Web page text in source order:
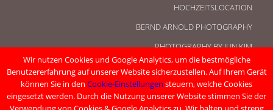
HOCHZEITSLOCATION
BERND ARNOLD PHOTOGRAPHY
PHOTOGRAPHY BY JUN KIM
KONTAKT
IMPRESSUM
DATENSCHUTZ
Wir nutzen Cookies und Google Analytics, um die bestmögliche
Benutzererfahrung auf unserer Website sicherzustellen. Auf Ihrem Gerät
können Sie in den Cookie-Einstellungen steuern, welche Cookies
eingesetzt werden. Durch die Nutzung unserer Website stimmen Sie der